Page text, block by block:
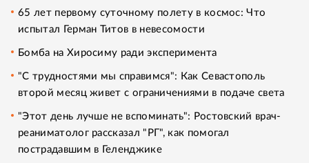
65 лет первому суточному полету в космос: Что
испытал Герман Титов в невесомости
Бомба на Хиросиму ради эксперимента
"С трудностями мы справимся": Как Севастополь
второй месяц живет с ограничениями в подаче света
"Этот день лучше не вспоминать": Ростовский врач-
реаниматолог рассказал "РГ", как помогал
пострадавшим в Геленджике